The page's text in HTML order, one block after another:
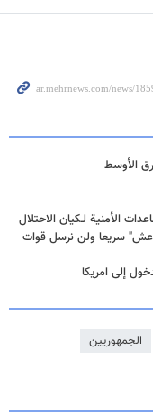
الأوسط
الأمنية لـكيان الاحتلال
سريعا ولن نرسل قوات
إلى امريكا
الجمهوريين